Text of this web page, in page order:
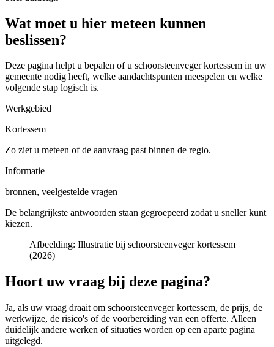
Wat moet u hier meteen kunnen
beslissen?
Deze pagina helpt u bepalen of u schoorsteenveger kortessem in uw
gemeente nodig heeft, welke aandachtspunten meespelen en welke
volgende stap logisch is.
Werkgebied
Kortessem
Zo ziet u meteen of de aanvraag past binnen de regio.
Informatie
bronnen, veelgestelde vragen
De belangrijkste antwoorden staan gegroepeerd zodat u sneller kunt
kiezen.
Afbeelding: Illustratie bij schoorsteenveger kortessem
(2026)
Hoort uw vraag bij deze pagina?
Ja, als uw vraag draait om schoorsteenveger kortessem, de prijs, de
werkwijze, de risico's of de voorbereiding van een offerte. Alleen
duidelijk andere werken of situaties worden op een aparte pagina
uitgelegd.